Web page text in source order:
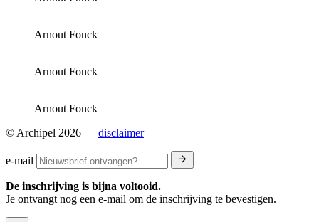
Arnout Fonck
Arnout Fonck
Arnout Fonck
© Archipel 2026 — disclaimer
e-mail
De inschrijving is bijna voltooid.
Je ontvangt nog een e-mail om de inschrijving te bevestigen.